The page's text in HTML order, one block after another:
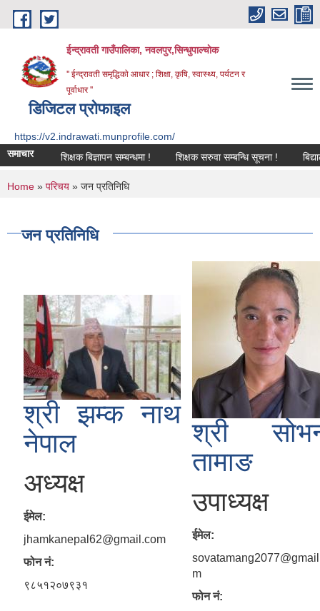
Skip to main content
ईन्द्रावती गाउँपालिका, नवलपुर,सिन्धुपाल्चाेक
'' ईन्द्रावती समृद्धिकाे आधार ; शिक्षा, कृषि, स्वास्थ्य, पर्यटन र
पूर्वाधार ''
डिजिटल प्रोफाइल
https://v2.indrawati.munprofile.com/
समाचारशिक्षक बिज्ञापन सम्बन्धमा ! शिक्षक सरुवा सम्बन्धि सूचना ! बिद्यालय
You are here
Home » परिचय » जन प्रतिनिधि
जन प्रतिनिधि
श्री झम्क नाथ
नेपाल
अध्यक्ष
ईमेल:
jhamkanepal62@gmail.com
फोन नं:
९८५१२०७९३१
श्री
तामाङ
उपाध्यक्ष
ईमेल:
m
फोन नं: